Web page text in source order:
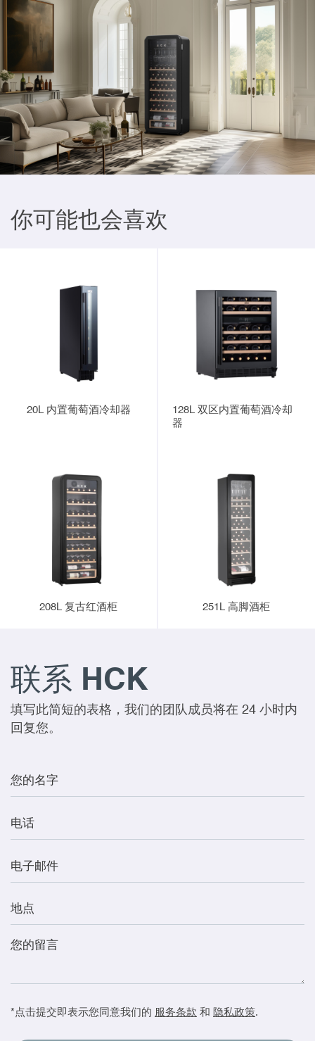
你可能也会喜欢
20L 内置葡萄酒冷却器
128L 双区内置葡萄酒冷却
器
208L 复古红酒柜 251L 高脚酒柜
联系 HCK
填写此简短的表格，我们的团队成员将在 24 小时内
回复您。
*点击提交即表示您同意我们的 服务条款 和 隐私政策.